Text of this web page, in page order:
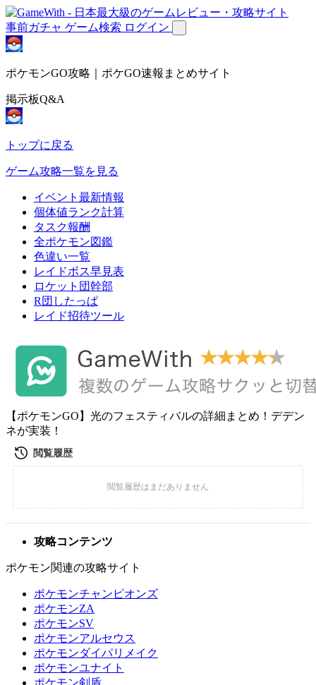
事前ガチャ ゲーム検索 ログイン
ポケモンGO攻略｜ポケGO速報まとめサイト
掲示板Q&A
トップに戻る
ゲーム攻略一覧を見る
イベント最新情報
個体値ランク計算
タスク報酬
全ポケモン図鑑
色違い一覧
レイドボス早見表
ロケット団幹部
R団したっぱ
レイド招待ツール
【ポケモンGO】光のフェスティバルの詳細まとめ！デデン
ネが実装！
攻略コンテンツ
ポケモン関連の攻略サイト
ポケモンチャンピオンズ
ポケモンZA
ポケモンSV
ポケモンアルセウス
ポケモンダイパリメイク
ポケモンユナイト
ポケモン剣盾